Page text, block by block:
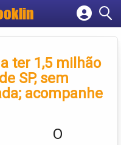
empresa
ter 1,5 milhão
SP, sem
acompanhe
O